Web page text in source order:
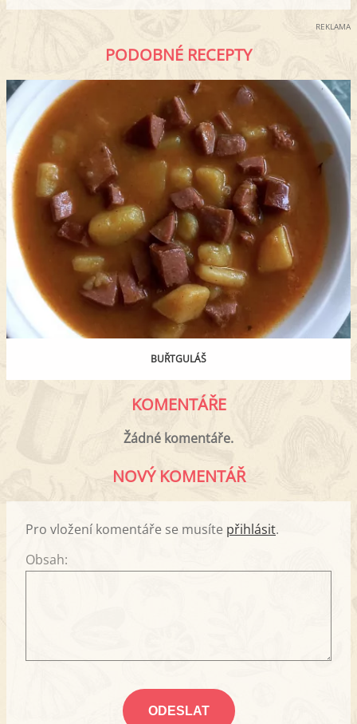
REKLAMA
PODOBNÉ RECEPTY
BUŘTGULÁŠ
KOMENTÁŘE
Žádné komentáře.
NOVÝ KOMENTÁŘ
Pro vložení komentáře se musíte přihlásit.
Obsah: